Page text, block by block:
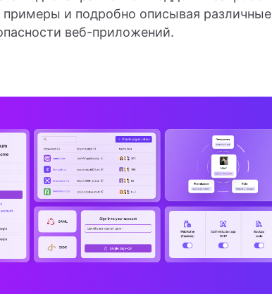
примеры и подробно описывая различные
веб-приложений.